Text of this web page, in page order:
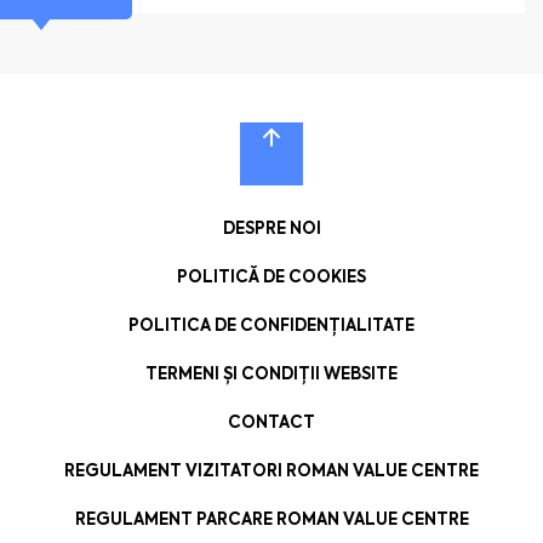
DESPRE NOI
POLITICĂ DE COOKIES
POLITICA DE CONFIDENȚIALITATE
TERMENI ȘI CONDIȚII WEBSITE
CONTACT
REGULAMENT VIZITATORI ROMAN VALUE CENTRE
REGULAMENT PARCARE ROMAN VALUE CENTRE